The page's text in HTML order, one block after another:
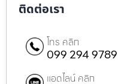
ติดต่อเรา
โทร คลิก
099 294 9789
แอดไลน์ คลิก